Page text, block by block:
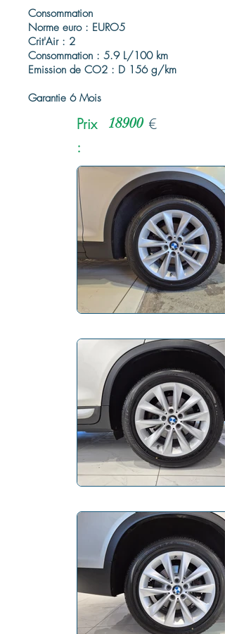
Consommation
Norme euro : EURO5
Crit'Air : 2
Consommation : 5.9 L/100 km
Emission de CO2 : D 156 g/km
Garantie 6 Mois
Prix
:
18900 €